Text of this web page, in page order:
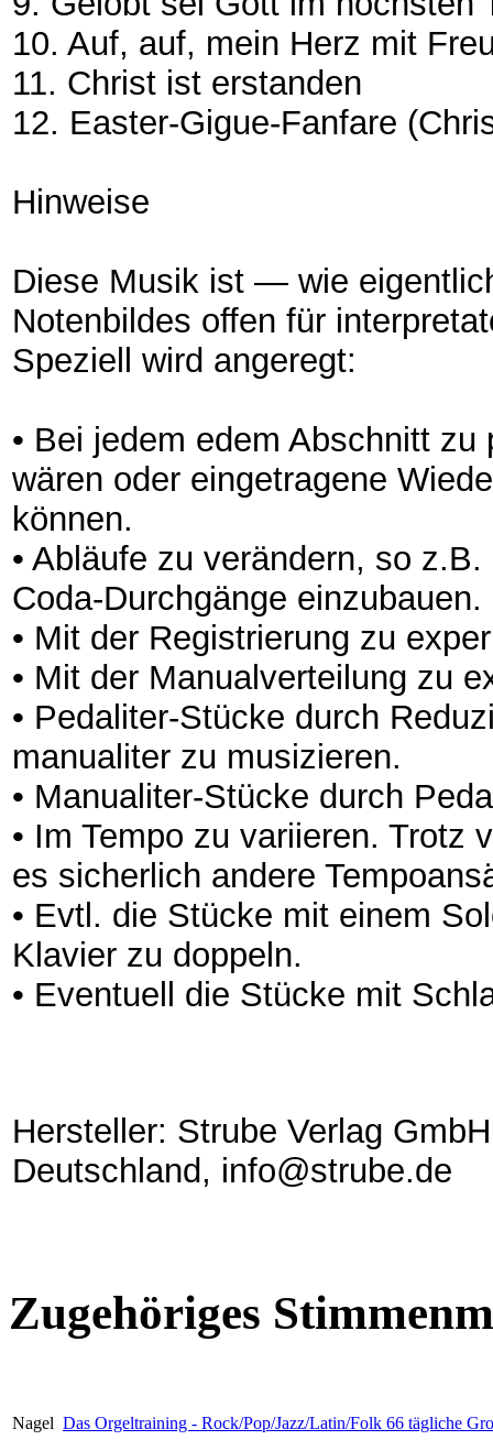
10. Auf, auf, mein Herz mit
11. Christ ist erstanden
12. Easter-Gigue-Fanfare
Hinweise
Diese Musik ist — wie
Notenbildes offen für
Speziell wird angeregt:
• Bei jedem edem Abschnitt
wären oder eingetragene
können.
• Abläufe zu verändern, so
Coda-Durchgänge einzubauen.
• Mit der Registrierung zu
• Mit der Manualverteilung zu
• Pedaliter-Stücke durch
manualiter zu musizieren.
• Manualiter-Stücke durch
• Im Tempo zu variieren. Trotz
es sicherlich andere
• Evtl. die Stücke mit einem
Klavier zu doppeln.
• Eventuell die Stücke mit
Hersteller: Strube Verlag
Deutschland, info@strube.de
Zugehöriges
Nagel Das Orgeltraining - Rock/Pop/Jazz/Latin/Folk 66 tägliche